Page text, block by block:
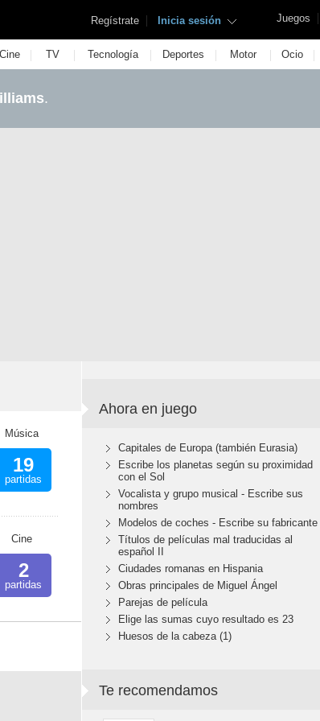
Juegos |
Regístrate | Inicia sesión
Cine | TV | Tecnología | Deportes | Motor | Ocio |
.
Música
19
partidas
Cine
2
partidas
Ahora en juego
Capitales de Europa (también Eurasia)
Escribe los planetas según su proximidad
con el Sol
Vocalista y grupo musical - Escribe sus
nombres
Modelos de coches - Escribe su fabricante
Títulos de películas mal traducidas al
español II
Ciudades romanas en Hispania
Obras principales de Miguel Ángel
Parejas de película
Elige las sumas cuyo resultado es 23
Huesos de la cabeza (1)
Te recomendamos